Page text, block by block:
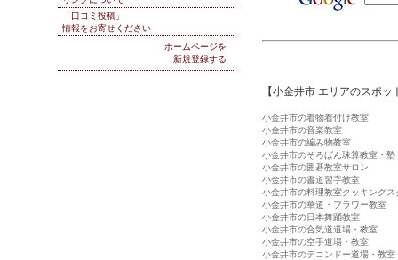
【小金井市 エリアのスポッ
小金井市の着物着付け教室
小金井市の音楽教室
小金井市の編み物教室
小金井市のそろばん珠算教室・塾
小金井市の囲碁教室サロン
小金井市の書道習字教室
小金井市の料理教室クッキングス
小金井市の華道・フラワー教室
小金井市の日本舞踊教室
小金井市の合気道道場・教室
小金井市の空手道場・教室
小金井市のテコンドー道場・教室
「口コミ投稿」
情報をお寄せください
ホームページを
新規登録する